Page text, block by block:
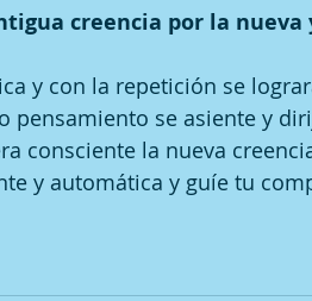
creencia por la nueva
y con la repetición se
pensamiento se asiente y
consciente la nueva
y automática y guíe tu